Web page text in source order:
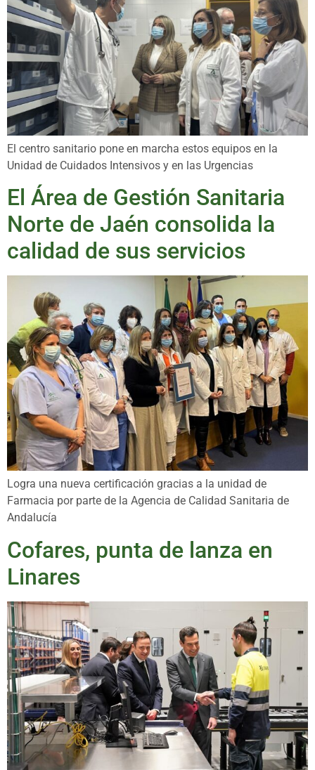
El centro sanitario pone en marcha estos equipos en la
Unidad de Cuidados Intensivos y en las Urgencias
El Área de Gestión Sanitaria
Norte de Jaén consolida la
calidad de sus servicios
Logra una nueva certificación gracias a la unidad de
Farmacia por parte de la Agencia de Calidad Sanitaria de
Andalucía
Cofares, punta de lanza en
Linares